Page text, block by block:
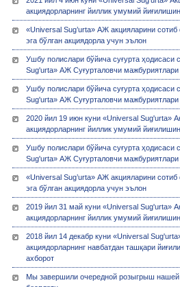
акциядорларнинг йиллик умумий
«Universal Sug’urta» АЖ акцияларини
эга бўлган акциядорла учун эълон
Ушбу полислари бўйича суғурта ҳодисаси
Sug'urta» АЖ Суғурталовчи
Ушбу полислари бўйича суғурта ҳодисаси
Sug'urta» АЖ Суғурталовчи
2020 йил 19 июн куни «Universal Sug'urta»
акциядорларнинг йиллик умумий
Ушбу полислари бўйича суғурта ҳодисаси
Sug'urta» АЖ Суғурталовчи
«Universal Sug’urta» АЖ акцияларини
эга бўлган акциядорла учун эълон
2019 йил 31 май куни «Universal Sug'urta»
акциядорларнинг йиллик умумий
2018 йил 14 декабр куни «Universal
акциядорларнинг навбатдан ташқари
ахборот
Мы завершили очередной розыгрыш нашей